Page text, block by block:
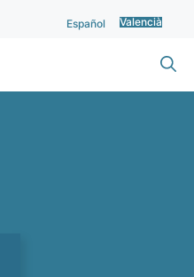
Español Valencià